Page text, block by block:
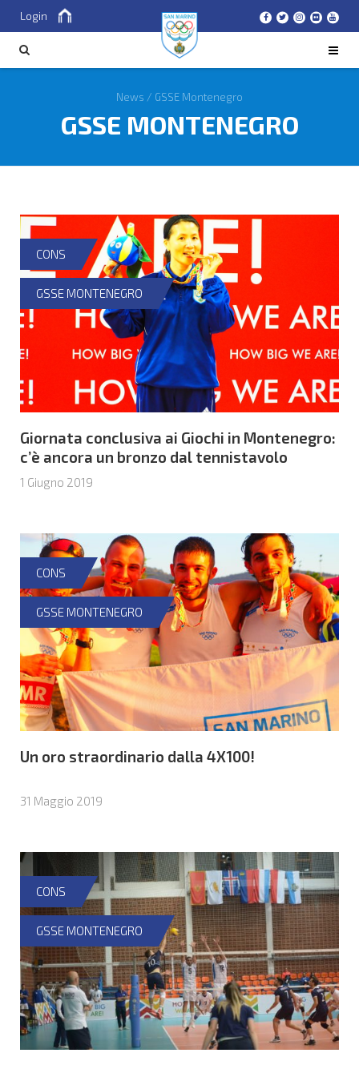
Login
News / GSSE Montenegro
GSSE MONTENEGRO
CONS
GSSE MONTENEGRO
Giornata conclusiva ai Giochi in Montenegro:
c’è ancora un bronzo dal tennistavolo
1 Giugno 2019
CONS
GSSE MONTENEGRO
Un oro straordinario dalla 4X100!
31 Maggio 2019
CONS
GSSE MONTENEGRO